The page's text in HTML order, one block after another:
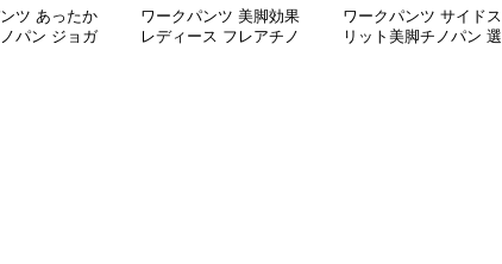
ツ あったか
パン ジョガ
ワークパンツ 美脚効果
レディース フレアチノ
ワークパンツ サイドス
リット美脚チノパン 選